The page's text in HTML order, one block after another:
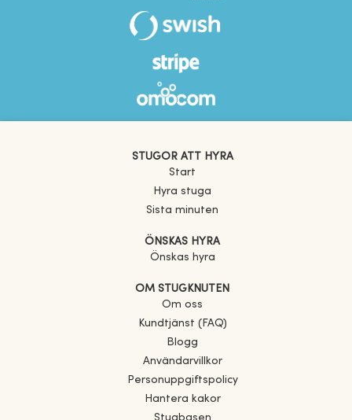
STUGOR ATT HYRA
Start
Hyra stuga
Sista minuten
ÖNSKAS HYRA
Önskas hyra
OM STUGKNUTEN
Om oss
Kundtjänst (FAQ)
Blogg
Användarvillkor
Personuppgiftspolicy
Hantera kakor
Stugbasen